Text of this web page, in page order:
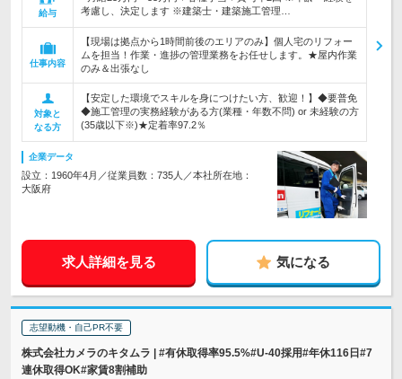
給与
考慮し、決定します ※建築士・建築施工管理…
仕事内容
【現場は拠点から1時間前後のエリアのみ】個人宅のリフォー
ムを担当！作業・進捗の管理業務をお任せします。★屋内作業
のみ＆出張なし
対象と
なる方
【安定した環境でスキルを身につけたい方、歓迎！】◆要普免
◆施工管理の実務経験がある方(業種・年数不問) or 未経験の方
(35歳以下※)★定着率97.2％
企業データ
設立：1960年4月／従業員数：735人／本社所在地：
大阪府
求人詳細を見る 気になる
志望動機・自己PR不要
株式会社カメラのキタムラ | #有休取得率95.5%#U-40採用#年休116日#7
連休取得OK#家賃8割補助